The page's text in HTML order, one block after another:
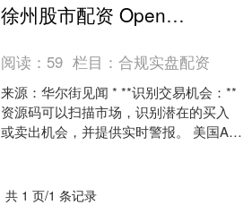
徐州股市配资 OpenAI和Anthropic同意推出新模型前交给美国政府评估安全
阅读： 59 栏目：合规实盘配资
来源：华尔街见闻 * **识别交易机会：**
资源码可以扫描市场，识别潜在的买入
或卖出机会，并提供实时警报。 美国AI
共 1 页/1 条记录